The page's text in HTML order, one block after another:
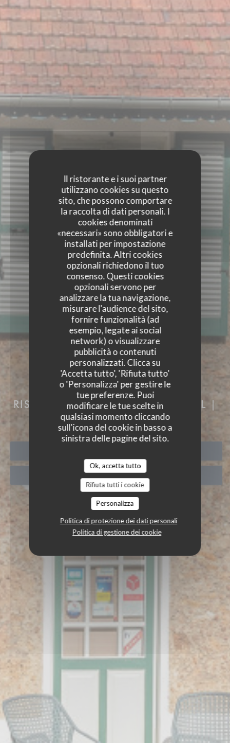
Il ristorante e i suoi partner
utilizzano cookies su questo
sito, che possono comportare
la raccolta di dati personali. I
cookies denominati
«necessari» sono obbligatori e
installati per impostazione
predefinita. Altri cookies
opzionali richiedono il tuo
consenso. Questi cookies
opzionali servono per
analizzare la tua navigazione,
misurare l'audience del sito,
fornire funzionalità (ad
esempio, legate ai social
network) o visualizzare
pubblicità o contenuti
personalizzati. Clicca su
'Accetta tutto', 'Rifiuta tutto'
o 'Personalizza' per gestire le
tue preferenze. Puoi
modificare le tue scelte in
qualsiasi momento cliccando
sull'icona del cookie in basso a
sinistra delle pagine del sito.
Ok, accetta tutto
Rifiuta tutti i cookie
Personalizza
Politica di protezione dei dati personali
Politica di gestione dei cookie
AUBERGE DES 3
RISTORANTE E CAMERE|CHOISEL |
VALLEE DE CHEVREUSE
PORTA VIA